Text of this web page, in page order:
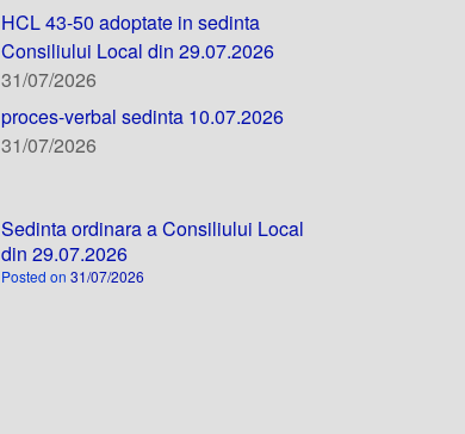
HCL 43-50 adoptate in sedinta
Consiliului Local din 29.07.2026
31/07/2026
proces-verbal sedinta 10.07.2026
31/07/2026
Sedinta ordinara a Consiliului Local
din 29.07.2026
Posted on31/07/2026